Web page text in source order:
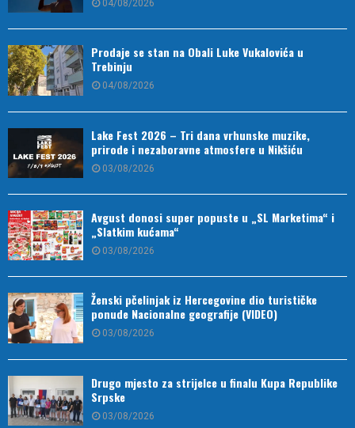
04/08/2026
Prodaje se stan na Obali Luke Vukalovića u
Trebinju
04/08/2026
Lake Fest 2026 – Tri dana vrhunske muzike,
prirode i nezaboravne atmosfere u Nikšiću
03/08/2026
Avgust donosi super popuste u „SL Marketima“ i
„Slatkim kućama“
03/08/2026
Ženski pčelinjak iz Hercegovine dio turističke
ponude Nacionalne geografije (VIDEO)
03/08/2026
Drugo mjesto za strijelce u finalu Kupa Republike
Srpske
03/08/2026